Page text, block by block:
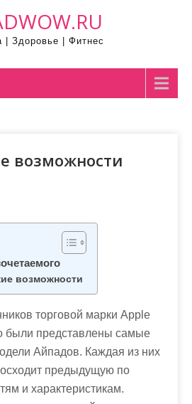
| Здоровье | Фитнес
возможности
возможности
торговой марки Apple
были представлены самые
Айпадов. Каждая из них
предыдущую по
и характеристикам.